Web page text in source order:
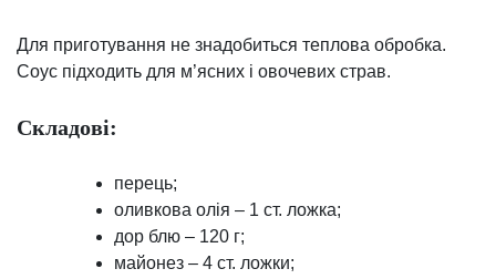
Для приготування не знадобиться теплова обробка.
Соус підходить для м’ясних і овочевих страв.
Складові:
перець;
оливкова олія – ​​1 ст. ложка;
дор блю – 120 г;
майонез – 4 ст. ложки;